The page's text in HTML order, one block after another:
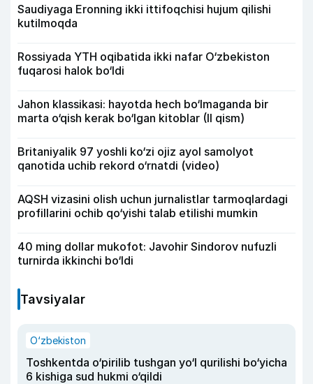
Saudiyaga Eronning ikki ittifoqchisi hujum qilishi
kutilmoqda
Rossiyada YTH oqibatida ikki nafar O‘zbekiston
fuqarosi halok bo‘ldi
Jahon klassikasi: hayotda hech bo‘lmaganda bir
marta o‘qish kerak bo‘lgan kitoblar (II qism)
Britaniyalik 97 yoshli ko‘zi ojiz ayol samolyot
qanotida uchib rekord o‘rnatdi (video)
AQSH vizasini olish uchun jurnalistlar tarmoqlardagi
profillarini ochib qo‘yishi talab etilishi mumkin
40 ming dollar mukofot: Javohir Sindorov nufuzli
turnirda ikkinchi bo‘ldi
Tavsiyalar
O‘zbekiston
Toshkentda o‘pirilib tushgan yo‘l qurilishi bo‘yicha
6 kishiga sud hukmi o‘qildi